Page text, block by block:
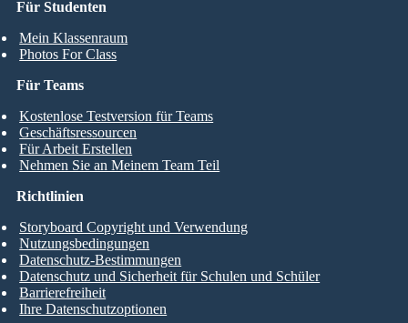
Für Studenten
Mein Klassenraum
Photos For Class
Für Teams
Kostenlose Testversion für Teams
Geschäftsressourcen
Für Arbeit Erstellen
Nehmen Sie an Meinem Team Teil
Richtlinien
Storyboard Copyright und Verwendung
Nutzungsbedingungen
Datenschutz-Bestimmungen
Datenschutz und Sicherheit für Schulen und Schüler
Barrierefreiheit
Ihre Datenschutzoptionen